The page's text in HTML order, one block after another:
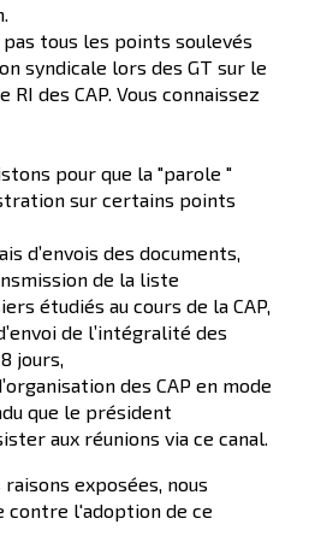
tous les points soulevés
syndicale lors des GT sur le
des CAP. Vous connaissez
pour que la "parole "
sur certains points
d’envois des documents,
de la liste
étudiés au cours de la CAP,
de l’intégralité des
jours,
des CAP en mode
que le président
aux réunions via ce canal.
exposées, nous
contre l'adoption de ce